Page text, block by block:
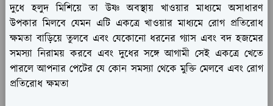
দুধে হলুদ মিশিয়ে তা উষ্ণ অবস্থায় খাওয়ার মাধ্যমে অসাধারণ
উপকার মিলবে যেমন এটি একত্রে খাওয়ার মাধ্যমে রোগ প্রতিরোধ
ক্ষমতা বাড়িয়ে তুলবে এবং যেকোনো ধরনের গ্যাস এবং বদ হজমের
সমস্যা নিরাময় করবে এবং দুধের সঙ্গে আগামী সেই একত্রে খেতে
পারলে আপনার পেটের যে কোন সমস্যা থেকে মুক্তি মেলবে এবং রোগ
প্রতিরোধ ক্ষমতা